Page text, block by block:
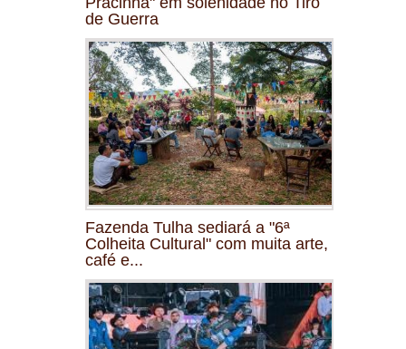
de Guerra
Fazenda Tulha sediará a "6ª
Colheita Cultural" com muita arte,
café e...